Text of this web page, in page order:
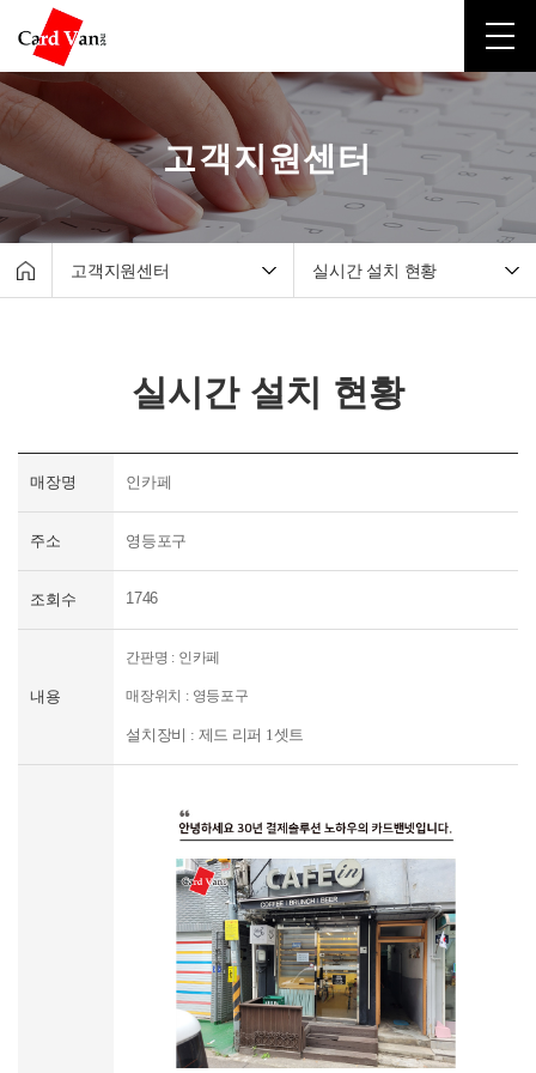
고객지원센터
고객지원센터
무선카드단말기
고객지원센터
신규문의
실시간 설치 현황
자료실
실시간 설치 현황
매장명 인카페
주소 영등포구
조회수 1746
내용
간판명 : 인카페
매장위치 : 영등포구
설치장비 : 제드 리퍼 1셋트